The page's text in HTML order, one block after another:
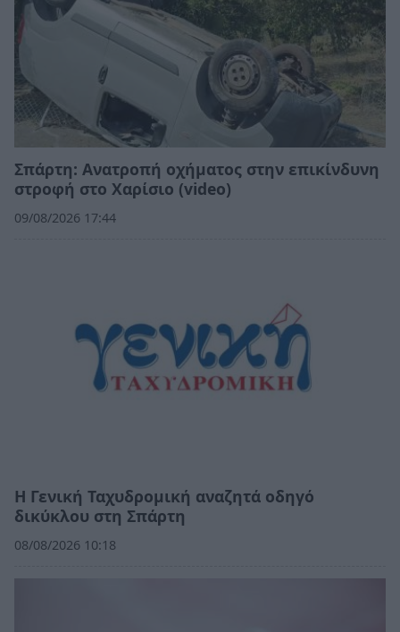
Σπάρτη: Ανατροπή οχήματος στην επικίνδυνη
στροφή στο Χαρίσιο (video)
09/08/2026 17:44
Η Γενική Ταχυδρομική αναζητά οδηγό
δικύκλου στη Σπάρτη
08/08/2026 10:18